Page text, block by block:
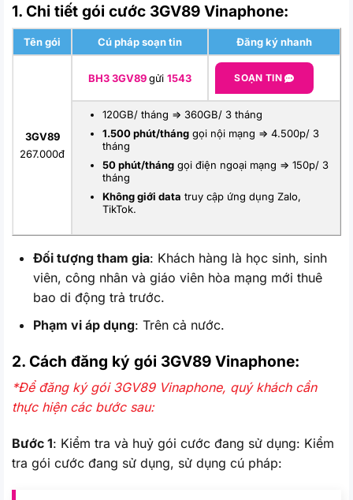
1. Chi tiết gói cước 3GV89 Vinaphone:
Tên gói Cú pháp soạn tin Đăng ký nhanh
3GV89
267.000đ
BH3 3GV89gửi 1543 SOẠN TIN
120GB/ tháng => 360GB/ 3 tháng
1.500 phút/tháng gọi nội mạng => 4.500p/ 3
tháng
50 phút/tháng gọi điện ngoại mạng => 150p/ 3
tháng
Không giới data truy cập ứng dụng Zalo,
TikTok.
Đối tượng tham gia: Khách hàng là học sinh, sinh
viên, công nhân và giáo viên hòa mạng mới thuê
bao di động trả trước.
Phạm vi áp dụng: Trên cả nước.
2. Cách đăng ký gói 3GV89 Vinaphone:
*Để đăng ký gói 3GV89 Vinaphone, quý khách cần
thực hiện các bước sau:
Bước 1: Kiểm tra và huỷ gói cước đang sử dụng: Kiểm
tra gói cước đang sử dụng, sử dụng cú pháp: